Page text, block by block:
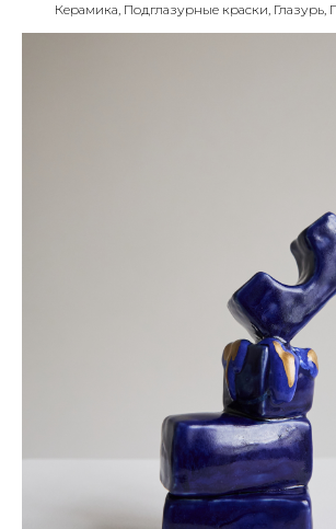
Керамика, Подглазурные краски, Глазурь,